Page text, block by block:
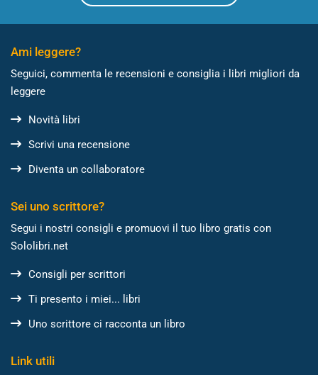
Ami leggere?
Seguici, commenta le recensioni e consiglia i libri migliori da
leggere
Novità libri
Scrivi una recensione
Diventa un collaboratore
Sei uno scrittore?
Segui i nostri consigli e promuovi il tuo libro gratis con
Sololibri.net
Consigli per scrittori
Ti presento i miei... libri
Uno scrittore ci racconta un libro
Link utili